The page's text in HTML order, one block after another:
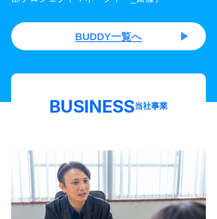
BUDDY一覧へ
BUSINESS当社事業